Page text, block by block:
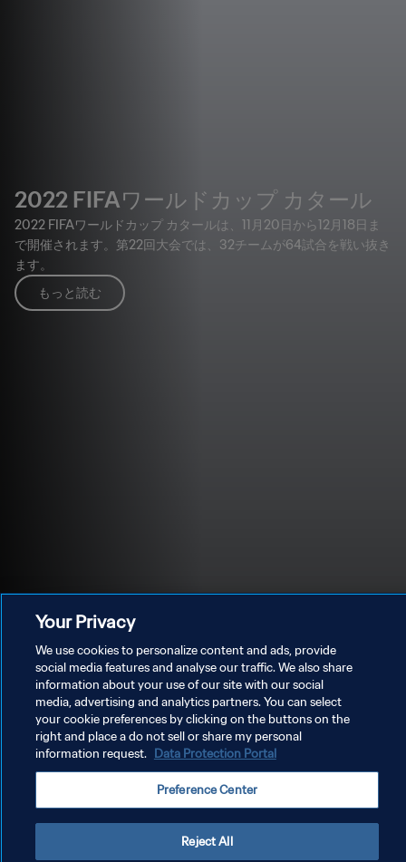
2022 FIFAワールドカップ カタール
2022 FIFAワールドカップ カタールは、11月20日から12月18日ま
で開催されます。第22回大会では、32チームが64試合を戦い抜き
ます。
もっと読む
プライバシーポリシー
サービス利用規約
クッキー設定の管理
Copyright © 1994 - 2026 FIFA. All rights reserved.
Your Privacy
We use cookies to personalize content and ads, provide
social media features and analyse our traffic. We also share
information about your use of our site with our social
media, advertising and analytics partners. You can select
your cookie preferences by clicking on the buttons on the
right and place a do not sell or share my personal
information request. Data Protection Portal
Preference Center
Reject All